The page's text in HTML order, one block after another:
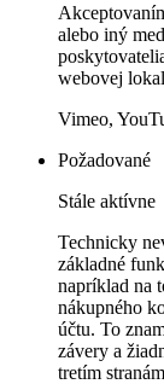
alebo iný
webovej
Vimeo,
Požadované
Stále aktívne
Technicky
základné
napríklad na
nákupného
účtu. To
závery a
tretím